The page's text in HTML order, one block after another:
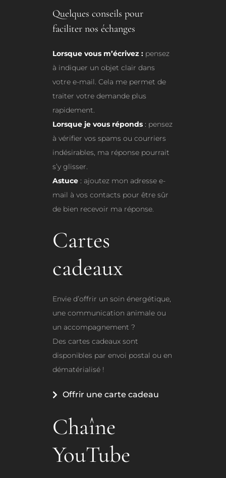
Quelques conseils pour
faciliter nos échanges
Lorsque vous m’écrivez : pensez
à indiquer un objet clair dans
votre e-mail. Cela me permet de
traiter votre demande plus
rapidement.
Lorsque je vous réponds : pensez
à vérifier vos spams ou courriers
indésirables, ma réponse pourrait
s’y glisser.
Astuce : ajoutez mon adresse e-
mail à vos contacts pour être sûr
de bien recevoir ma réponse.
Cartes
cadeaux
Envie d’offrir un soin énergétique,
une communication animale ou
un accompagnement ?
Des cartes cadeaux sont
disponibles par envoi postal ou en
dématérialisé !
Offrir une carte cadeau
Chaîne
YouTube